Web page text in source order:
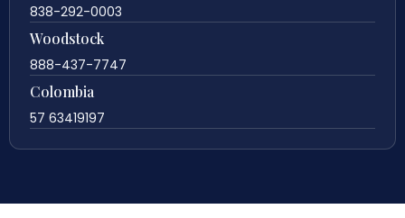
838-292-0003
Woodstock
888-437-7747
Colombia
57 63419197